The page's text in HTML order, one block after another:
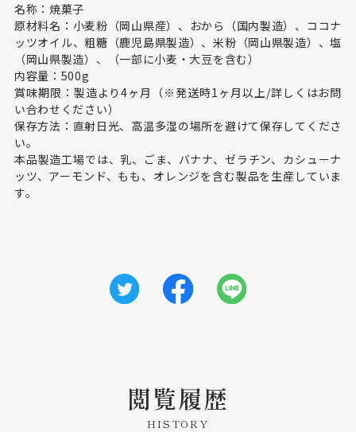
名称：焼菓子
原材料名：小麦粉（岡山県産）、おから（国内製造）、ココナ
ッツオイル、粗糖（鹿児島県製造）、米粉（岡山県製造）、塩
（岡山県製造）、（一部に小麦・大豆を含む）
内容量：500g
賞味期限：製造より4ヶ月
（※発送時1ヶ月以上/詳しくはお問
い合わせください）
保存方法：直射日光、高温多湿の場所を避けて保存してくださ
い。
本品製造工場では、乳、ごま、バナナ、ゼラチン、カシューナ
ッツ、アーモンド、もも、オレンジを含む製品を生産していま
す。
閲覧履歴
HISTORY